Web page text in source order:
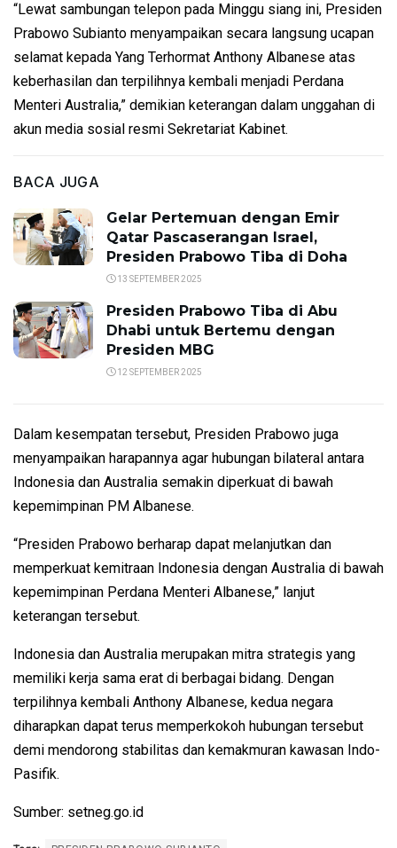
“Lewat sambungan telepon pada Minggu siang ini, Presiden
Prabowo Subianto menyampaikan secara langsung ucapan
selamat kepada Yang Terhormat Anthony Albanese atas
keberhasilan dan terpilihnya kembali menjadi Perdana
Menteri Australia,” demikian keterangan dalam unggahan di
akun media sosial resmi Sekretariat Kabinet.
BACA JUGA
Gelar Pertemuan dengan Emir
Qatar Pascaserangan Israel,
Presiden Prabowo Tiba di Doha
13 SEPTEMBER 2025
Presiden Prabowo Tiba di Abu
Dhabi untuk Bertemu dengan
Presiden MBG
12 SEPTEMBER 2025
Dalam kesempatan tersebut, Presiden Prabowo juga
menyampaikan harapannya agar hubungan bilateral antara
Indonesia dan Australia semakin diperkuat di bawah
kepemimpinan PM Albanese.
“Presiden Prabowo berharap dapat melanjutkan dan
memperkuat kemitraan Indonesia dengan Australia di bawah
kepemimpinan Perdana Menteri Albanese,” lanjut
keterangan tersebut.
Indonesia dan Australia merupakan mitra strategis yang
memiliki kerja sama erat di berbagai bidang. Dengan
terpilihnya kembali Anthony Albanese, kedua negara
diharapkan dapat terus memperkokoh hubungan tersebut
demi mendorong stabilitas dan kemakmuran kawasan Indo-
Pasifik.
Sumber: setneg.go.id